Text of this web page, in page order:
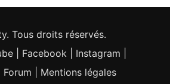
Tous droits réservés.
Facebook Instagram
Forum Mentions légales